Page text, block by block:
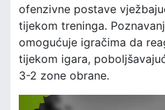
ofenzivne postave
tijekom treninga.
omogućuje igračima da
tijekom igara,
3-2 zone obrane.